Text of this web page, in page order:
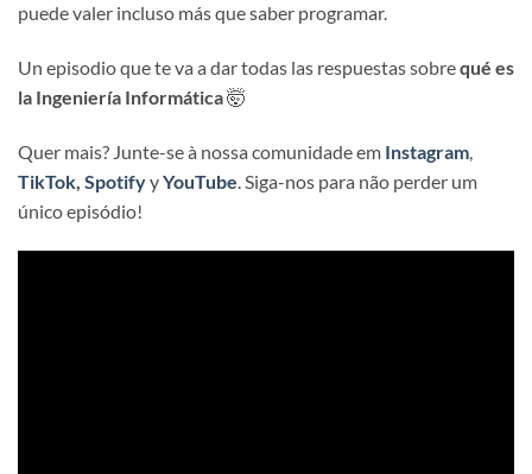
puede valer incluso más que saber programar.
Un episodio que te va a dar todas las respuestas sobrequé es
la Ingeniería Informática🤯
Quer mais? Junte-se à nossa comunidade em Instagram,
TikTok, SpotifyyYouTube. Siga-nos para não perder um
único episódio!